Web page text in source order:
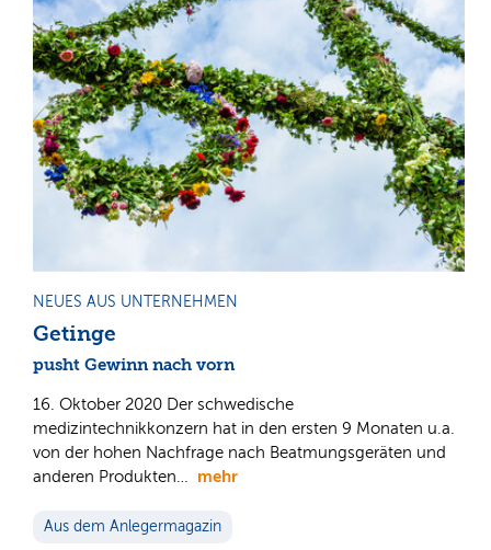
NEUES AUS UNTERNEHMEN
Getinge
pusht Gewinn nach vorn
16. Oktober 2020 Der schwedische
medizintechnikkonzern hat in den ersten 9 Monaten u.a.
von der hohen Nachfrage nach Beatmungsgeräten und
anderen Produkten… mehr
Aus dem Anlegermagazin